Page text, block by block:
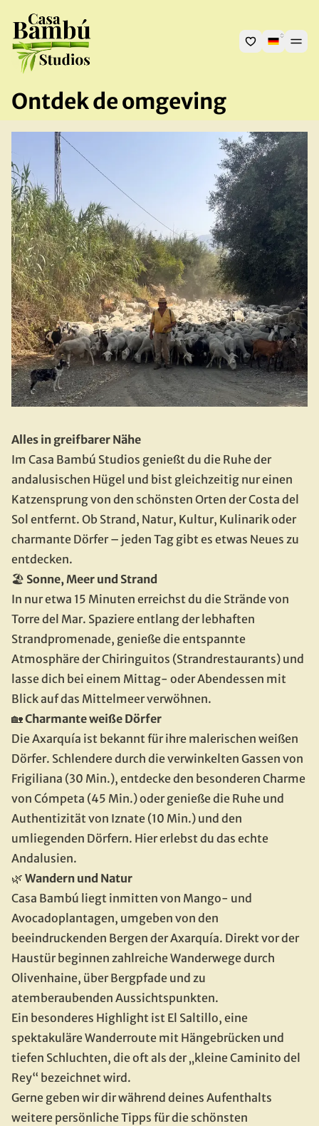
Ontdek de omgeving
Alles in greifbarer Nähe
Im Casa Bambú Studios genießt du die Ruhe der
andalusischen Hügel und bist gleichzeitig nur einen
Katzensprung von den schönsten Orten der Costa del
Sol entfernt. Ob Strand, Natur, Kultur, Kulinarik oder
charmante Dörfer – jeden Tag gibt es etwas Neues zu
entdecken.
🏖️ Sonne, Meer und Strand
In nur etwa 15 Minuten erreichst du die Strände von
Torre del Mar. Spaziere entlang der lebhaften
Strandpromenade, genieße die entspannte
Atmosphäre der Chiringuitos (Strandrestaurants) und
lasse dich bei einem Mittag- oder Abendessen mit
Blick auf das Mittelmeer verwöhnen.
🏡 Charmante weiße Dörfer
Die Axarquía ist bekannt für ihre malerischen weißen
Dörfer. Schlendere durch die verwinkelten Gassen von
Frigiliana (30 Min.), entdecke den besonderen Charme
von Cómpeta (45 Min.) oder genieße die Ruhe und
Authentizität von Iznate (10 Min.) und den
umliegenden Dörfern. Hier erlebst du das echte
Andalusien.
🌿 Wandern und Natur
Casa Bambú liegt inmitten von Mango- und
Avocadoplantagen, umgeben von den
beeindruckenden Bergen der Axarquía. Direkt vor der
Haustür beginnen zahlreiche Wanderwege durch
Olivenhaine, über Bergpfade und zu
atemberaubenden Aussichtspunkten.
Ein besonderes Highlight ist El Saltillo, eine
spektakuläre Wanderroute mit Hängebrücken und
tiefen Schluchten, die oft als der „kleine Caminito del
Rey“ bezeichnet wird.
Gerne geben wir dir während deines Aufenthalts
weitere persönliche Tipps für die schönsten